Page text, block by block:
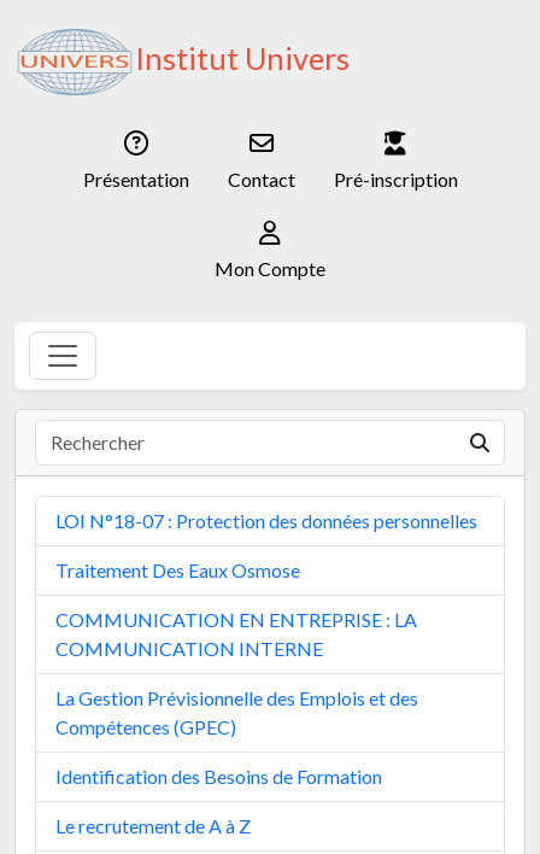
Institut Univers
Présentation Contact Pré-inscription
Mon Compte
LOI N°18-07 : Protection des données personnelles
Traitement Des Eaux Osmose
COMMUNICATION EN ENTREPRISE : LA
COMMUNICATION INTERNE
La Gestion Prévisionnelle des Emplois et des
Compétences (GPEC)
Identification des Besoins de Formation
Le recrutement de A à Z